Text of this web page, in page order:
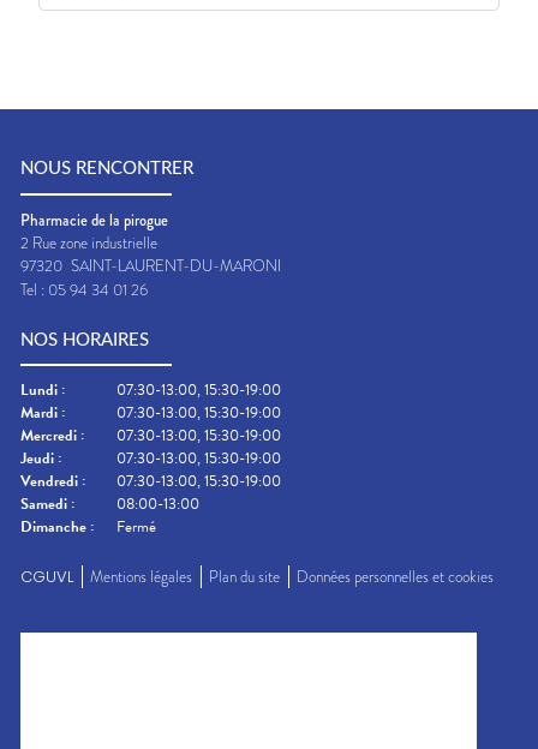
NOUS RENCONTRER
Pharmacie de la pirogue
2 Rue zone industrielle
97320 SAINT-LAURENT-DU-MARONI
Tel : 05 94 34 01 26
NOS HORAIRES
Lundi :
07:30-13:00, 15:30-19:00
Mardi :
07:30-13:00, 15:30-19:00
Mercredi :
07:30-13:00, 15:30-19:00
Jeudi :
07:30-13:00, 15:30-19:00
Vendredi :
07:30-13:00, 15:30-19:00
Samedi :
08:00-13:00
Dimanche : Fermé
CGUVL Mentions légales Plan du site Données personnelles et cookies